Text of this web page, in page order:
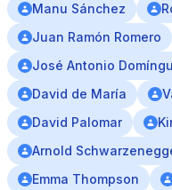
Manu Sánchez
Juan Ramón Romero
José Antonio
David de María
David Palomar
Arnold
Emma Thompson